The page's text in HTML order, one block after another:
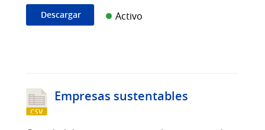
Descargar Activo
Empresas sustentables